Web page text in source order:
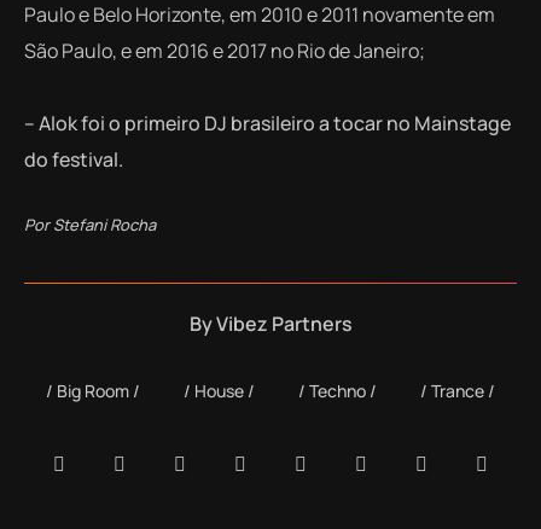
Pauloe Belo Horizonte,em 2010 e 2011 novamenteem
São Paulo, e em 2016 e 2017 no Rio de Janeiro;
– Alok foi o primeiro DJ brasileiro a tocar no Mainstage
do festival.
Por Stefani Rocha
ByVibez Partners
Big Room House Techno Trance